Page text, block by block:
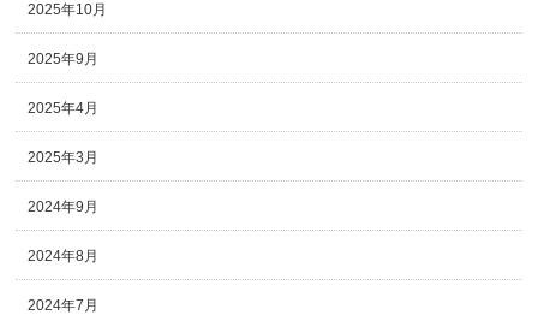
2025年10月
2025年9月
2025年4月
2025年3月
2024年9月
2024年8月
2024年7月